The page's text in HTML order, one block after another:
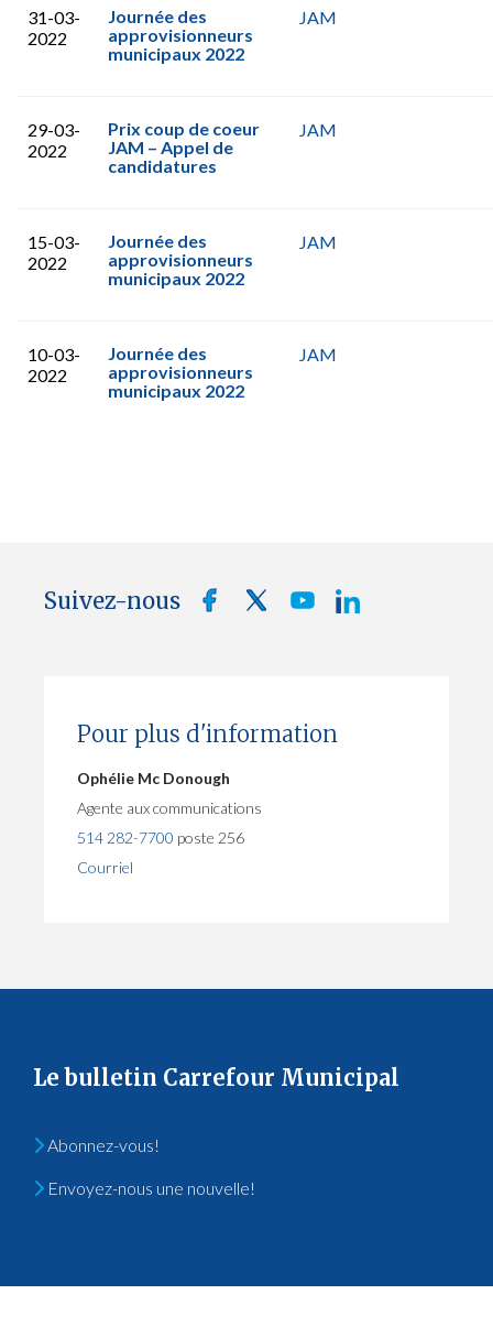
31-03-
2022
Journée des
approvisionneurs
municipaux 2022
JAM
29-03-
2022
Prix coup de coeur
JAM – Appel de
candidatures
JAM
15-03-
2022
Journée des
approvisionneurs
municipaux 2022
JAM
10-03-
2022
Journée des
approvisionneurs
municipaux 2022
JAM
Suivez-nous
Pour plus d'information
Ophélie Mc Donough
Agente aux communications
514 282-7700 poste 256
Courriel
Le bulletin Carrefour Municipal
Abonnez-vous!
Envoyez-nous une nouvelle!